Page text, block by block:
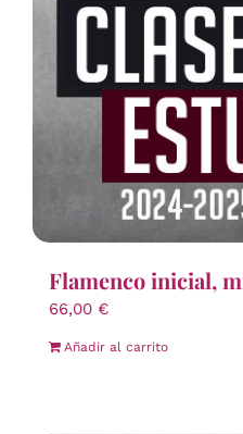
Flamenco inicial,
66,00 €
Añadir al carrito